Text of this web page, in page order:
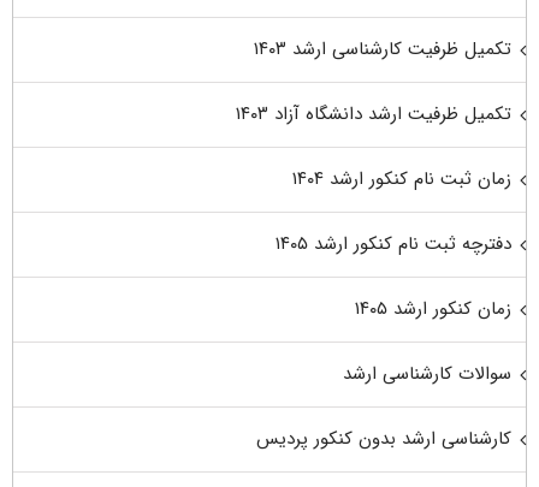
تکمیل ظرفیت کارشناسی ارشد ۱۴۰۳
تکمیل ظرفیت ارشد دانشگاه آزاد ۱۴۰۳
زمان ثبت نام کنکور ارشد ۱۴۰۴
دفترچه ثبت نام کنکور ارشد ۱۴۰۵
زمان کنکور ارشد ۱۴۰۵
سوالات کارشناسی ارشد
کارشناسی ارشد بدون کنکور پردیس